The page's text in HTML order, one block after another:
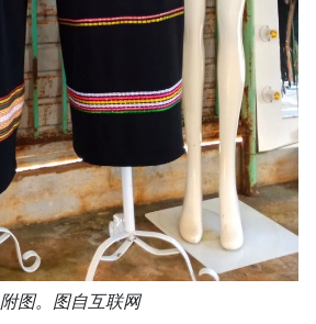
附图。图自互联网